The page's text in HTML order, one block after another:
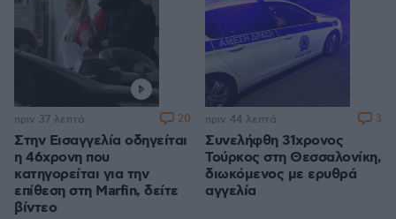
Στην Εισαγγελία οδηγείται
η 46χρονη που
κατηγορείται για την
επίθεση στη Marfin, δείτε
βίντεο
πριν 37 λεπτά 20
Συνελήφθη 31χρονος
Τούρκος στη Θεσσαλονίκη,
διωκόμενος με ερυθρά
αγγελία
πριν 44 λεπτά 3